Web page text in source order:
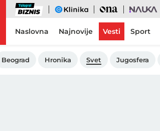
Biznis eKlinika Ona Nauka
Naslovna Najnovije Vesti Sport
Beograd Hronika Svet Jugosfera